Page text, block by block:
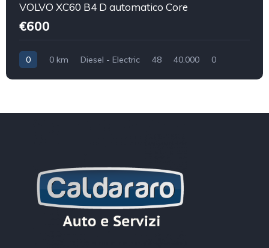
VOLVO XC60 B4 D automatico Core
€600
0 0 km Diesel - Electric 48 40.000 0